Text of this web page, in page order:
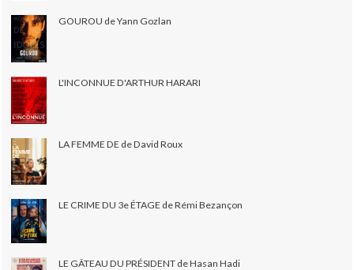
GOUROU de Yann Gozlan
L'INCONNUE D'ARTHUR HARARI
LA FEMME DE de David Roux
LE CRIME DU 3e ÉTAGE de Rémi Bezançon
LE GÂTEAU DU PRÉSIDENT de Hasan Hadi